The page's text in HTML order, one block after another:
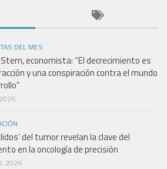
DEL MES
economista: “El decrecimiento es
y una conspiración contra el mundo
del tumor revelan la clave del
en la oncología de precisión
2026